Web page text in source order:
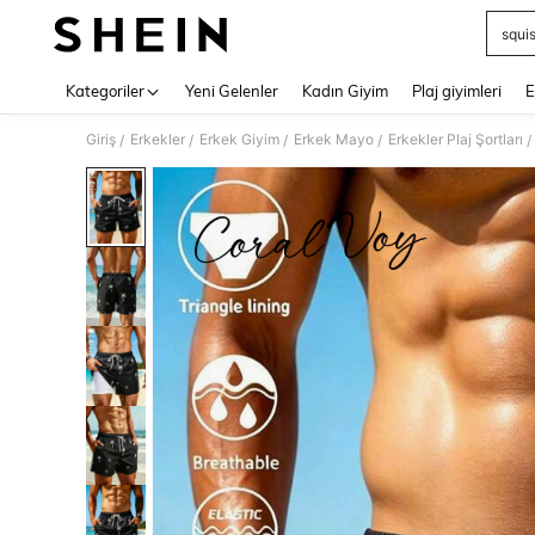
Kategoriler Yeni Gelenler Kadın Giyim Plaj giyimleri
Giriş / Erkekler / Erkek Giyim / Erkek Mayo / Erkekler Plaj Şortları /